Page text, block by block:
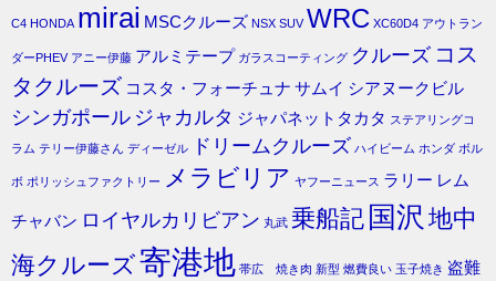
C4 HONDA mirai MSCクルーズ NSX SUV WRC XC60D4 アウトラン
ダーPHEV アニー伊藤 アルミテープ ガラスコーティング クルーズ コス
タクルーズ コスタ・フォーチュナ サムイ シアヌークビル
シンガポール ジャカルタ ジャパネットタカタ ステアリングコ
ラム テリー伊藤さん ディーゼル ドリームクルーズ ハイビーム ホンダ ボル
ボ ポリッシュファクトリー メラビリア ヤフーニュース ラリー レム
チャバン ロイヤルカリビアン 丸武 乗船記 国沢 地中
海クルーズ寄港地 帯広 焼き肉 新型 燃費良い 玉子焼き 盗難